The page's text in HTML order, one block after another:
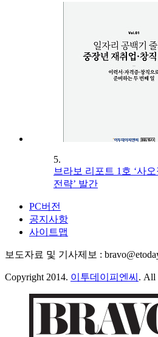
5.
브라보 리포트 1호 ‘사
전략’ 발간
PC버전
공지사항
사이트맵
보도자료 및 기사제보 :
Copyright 2014. 이투데이피엔씨 . All